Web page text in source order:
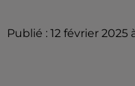
Publié : 12 février 2025